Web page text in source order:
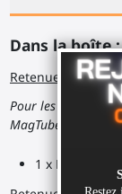
Dans la boîte :
Retenue
Pour les supports
MagTube, le
1 x Retenue